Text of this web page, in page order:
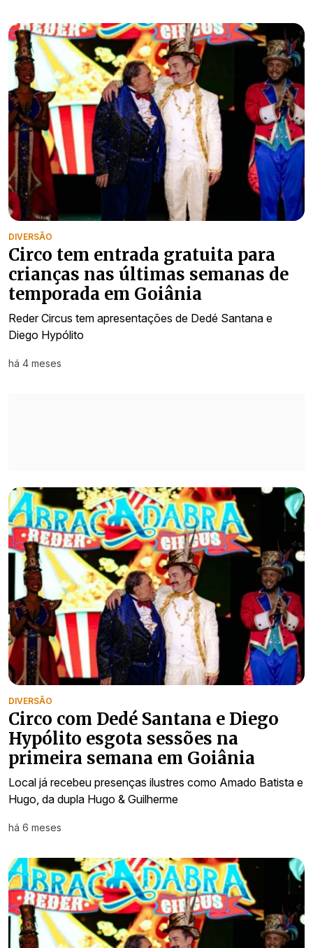
DIVERSÃO
Circo tem entrada gratuita para
crianças nas últimas semanas de
temporada em Goiânia
Reder Circus tem apresentações de Dedé Santana e
Diego Hypólito
há 4 meses
DIVERSÃO
Circo com Dedé Santana e Diego
Hypólito esgota sessões na
primeira semana em Goiânia
Local já recebeu presenças ilustres como Amado Batista e
Hugo, da dupla Hugo & Guilherme
há 6 meses